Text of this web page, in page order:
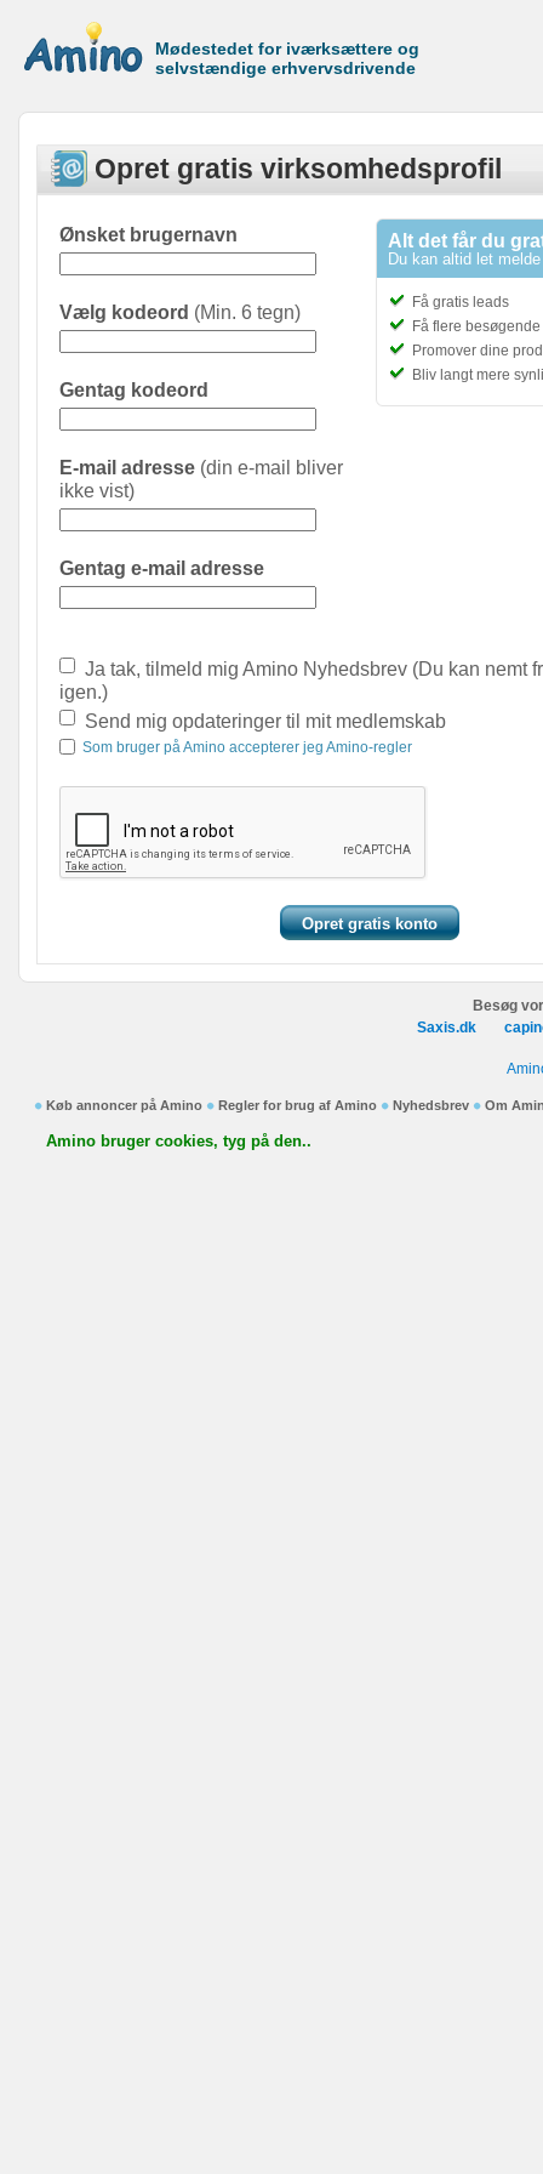
Mødestedet for iværksættere og
selvstændige erhvervsdrivende
Opret gratis virksomhedsprofil
Alt det får du
Du kan altid let
Få gratis leads
Få flere
Promover dine
Bliv langt mere
Ønsket brugernavn
Vælg kodeord (Min. 6 tegn)
Gentag kodeord
E-mail adresse (din e-mail bliver
ikke vist)
Gentag e-mail adresse
Ja tak, tilmeld mig Amino Nyhedsbrev (Du kan nemt
igen.)
Send mig opdateringer til mit medlemskab
Som bruger på Amino accepterer jeg Amino-regler
Besøg
Saxis.dk
Køb annoncer på Amino Regler for brug af Amino Nyhedsbrev Om
Amino bruger cookies, tyg på den..